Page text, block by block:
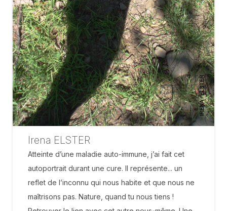
Irena ELSTER
Atteinte d’une maladie auto-immune, j’ai fait cet
autoportrait durant une cure. Il représente... un
reflet de l’inconnu qui nous habite et que nous ne
maîtrisons pas. Nature, quand tu nous tiens !